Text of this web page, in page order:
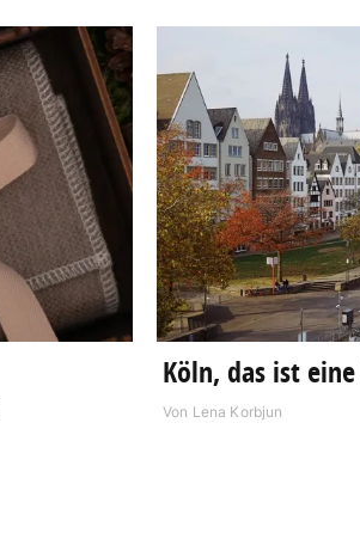
Köln, das ist
Von Lena Korbjun